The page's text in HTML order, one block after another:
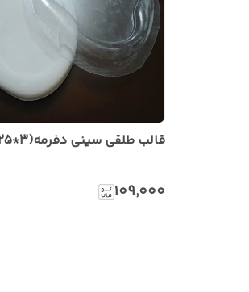
قالب طلقی سینی دفرمه(3*25*30)
۱۰۹٬۰۰۰